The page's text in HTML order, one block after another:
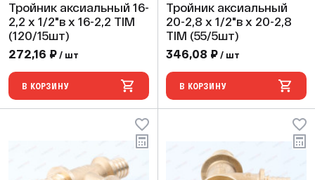
Тройник аксиальный 16-
2,2 х 1/2"в х 16-2,2 TIM
(120/15шт)
272,16 ₽ / шт
В КОРЗИНУ
Тройник аксиальный
20-2,8 х 1/2"в х 20-2,8
TIM (55/5шт)
346,08 ₽ / шт
В КОРЗИНУ